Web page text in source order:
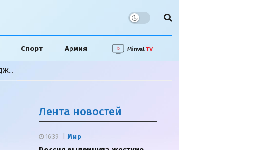
Спорт Армия
Байрамов и Сибига обсудили стратегическое партнерство Азербайджана и Украины
Лента новостей
Мир
16:39